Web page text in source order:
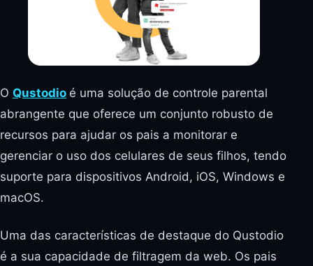
O Qustodio é uma solução de controle parental
abrangente que oferece um conjunto robusto de
recursos para ajudar os pais a monitorar e
gerenciar o uso dos celulares de seus filhos, tendo
suporte para dispositivos Android, iOS, Windows e
macOS.
Uma das características de destaque do Qustodio
é a sua capacidade de filtragem da web. Os pais